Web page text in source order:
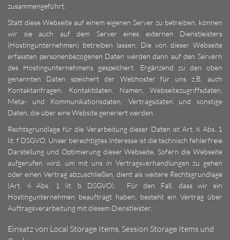
zusammengeführt.
Statt diese Webseite auf einem eigenen Server zu betreiben, können
wir sie auch auf dem Server eines externen Dienstleisters
(Hostingunternehmen) betreiben lassen. Die von dieser Webseite
erfassten personenbezogenen Daten werden dann auf den Servern
des Hostingunternehmens gespeichert. Ergänzend zu den oben
genannten Daten speichert der Webhoster für uns z.B. auch
Kontaktanfragen, Kontaktdaten, Namen, Webseitezugriffsdaten,
Meta- und Kommunikationsdaten, Vertragsdaten und sonstige
Daten, die über eine Website generiert werden.
Rechtsgrundlage für die Verarbeitung dieser Daten ist Art. 6 Abs. 1
lit. f DSGVO. Unser berechtigtes Interesse ist die technisch fehlerfreie
Darstellung und Optimierung dieser Webseite. Sofern die Webseite
aufgerufen wird, um mit uns in Vertragsverhandlungen zu gehen
oder einen Vertrag abzuschließen, dient als weitere Rechtsgrundlage
(Art. 6 Abs. 1 lit. b DSGVO). Für den Fall, dass wir ein
Hostingunternehmen beauftragt haben, besteht ein Vertrag über
Auftragsverarbeitung mit diesem Dienstleister.
Einsatz von Local Storage Items, Session Storage Items und